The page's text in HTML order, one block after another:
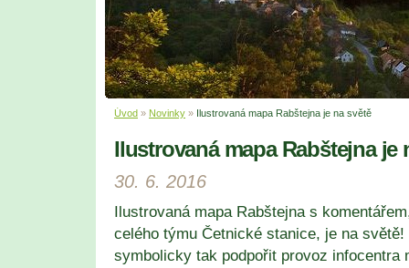
Úvod » Novinky » Ilustrovaná mapa Rabštejna je na světě
Ilustrovaná mapa Rabštejna je
30. 6. 2016
Ilustrovaná mapa Rabštejna s
celého týmu Četnické stanice, je na světě!
symbolicky tak podpořit provoz infocentra